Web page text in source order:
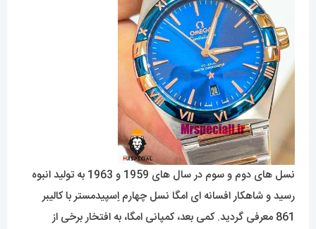
نسل های دوم و سوم در سال های 1959 و 1963 به تولید انبوه
رسید و شاهکار افسانه ای امگا نسل چهارم اِسپیدمستر با کالیبر
861 معرفی گردید. کمی بعد، کمپانی امگا، به افتخار برخی از